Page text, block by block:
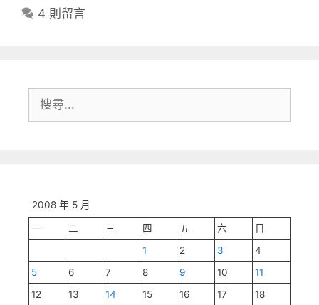
4 則留言
尋:
2008 年 5 月
一 二 三 四 五 六
日
1
2 3
4
5
6 7 8 9 10
11
12
13 14 15 16 17
18